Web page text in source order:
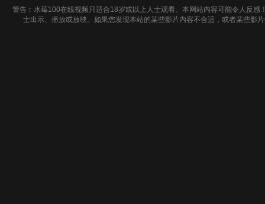
警告︰水莓100在线视频只适合18岁或以上人士观看。本网站内容可能令人反
士出示、播放或放映。如果您发现本站的某些影片内容不合适，或者某些